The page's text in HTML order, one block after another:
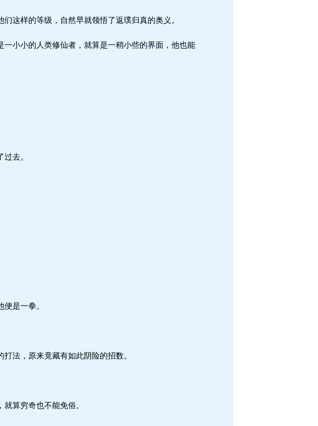
这样的等级，自然早就领悟了返璞归真的奥义。
小小的人类修仙者，就算是一稍小些的界面，他也能
去。
是一拳。
法，原来竟藏有如此阴险的招数。
算穷奇也不能免俗。